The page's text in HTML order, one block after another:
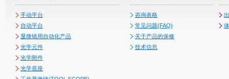
手动平台
自动平台
显微镜用自动化产品
光学元件
光学附件
光学底座
咨询表格
常见问题(FAQ)
关于产品的保修
技术信息